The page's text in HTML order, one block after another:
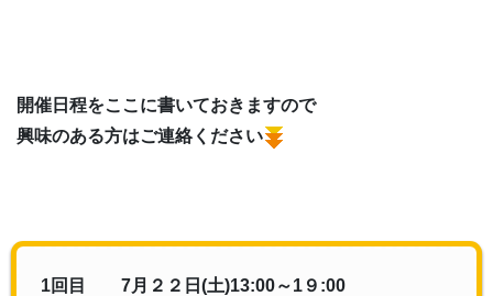
開催日程をここに書いておきますので
興味のある方はご連絡ください
1回目 7月２２日(土)13:00～1９:00